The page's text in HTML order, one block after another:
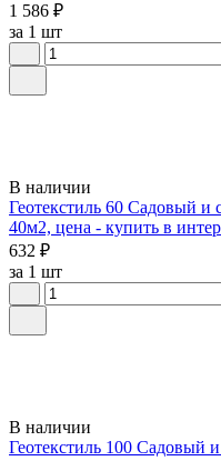
1 586 ₽
за 1 шт
В наличии
Геотекстиль 60 Садовый и
40м2, цена - купить в
632 ₽
за 1 шт
В наличии
Геотекстиль 100 Садовый